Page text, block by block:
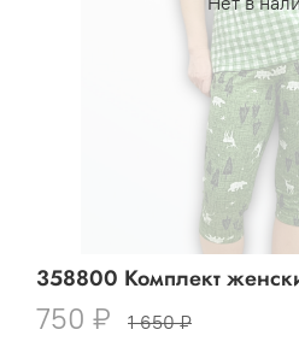
358800 Комплект
750 ₽ 1 650 ₽